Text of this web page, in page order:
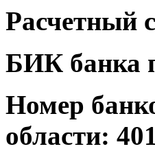
Расчетный
БИК банка
Номер
области: